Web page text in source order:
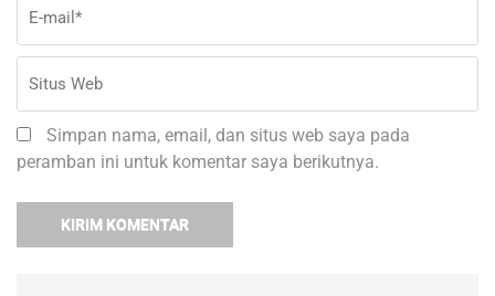
Simpan nama, email, dan situs web saya pada
peramban ini untuk komentar saya berikutnya.